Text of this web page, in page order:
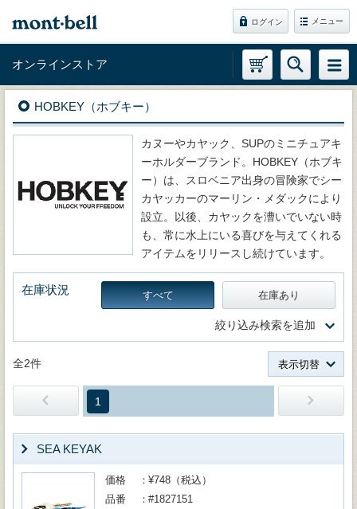
ログイン メニュー
オンラインストア
HOBKEY（ホブキー）
カヌーやカヤック、SUPのミニチュアキ
ーホルダーブランド。HOBKEY（ホブキ
ー）は、スロベニア出身の冒険家でシー
カヤッカーのマーリン・メダックにより
設立。以後、カヤックを漕いでいない時
も、常に水上にいる喜びを与えてくれる
アイテムをリリースし続けています。
在庫状況 すべて 在庫あり
絞り込み検索を追加
全2件 表示切替
1
SEA KEYAK
価格
¥748（税込）
品番
#1827151